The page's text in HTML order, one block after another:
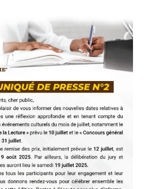
DATES
POUR
LE
PRIX
ÉCRIRE
LA
2025